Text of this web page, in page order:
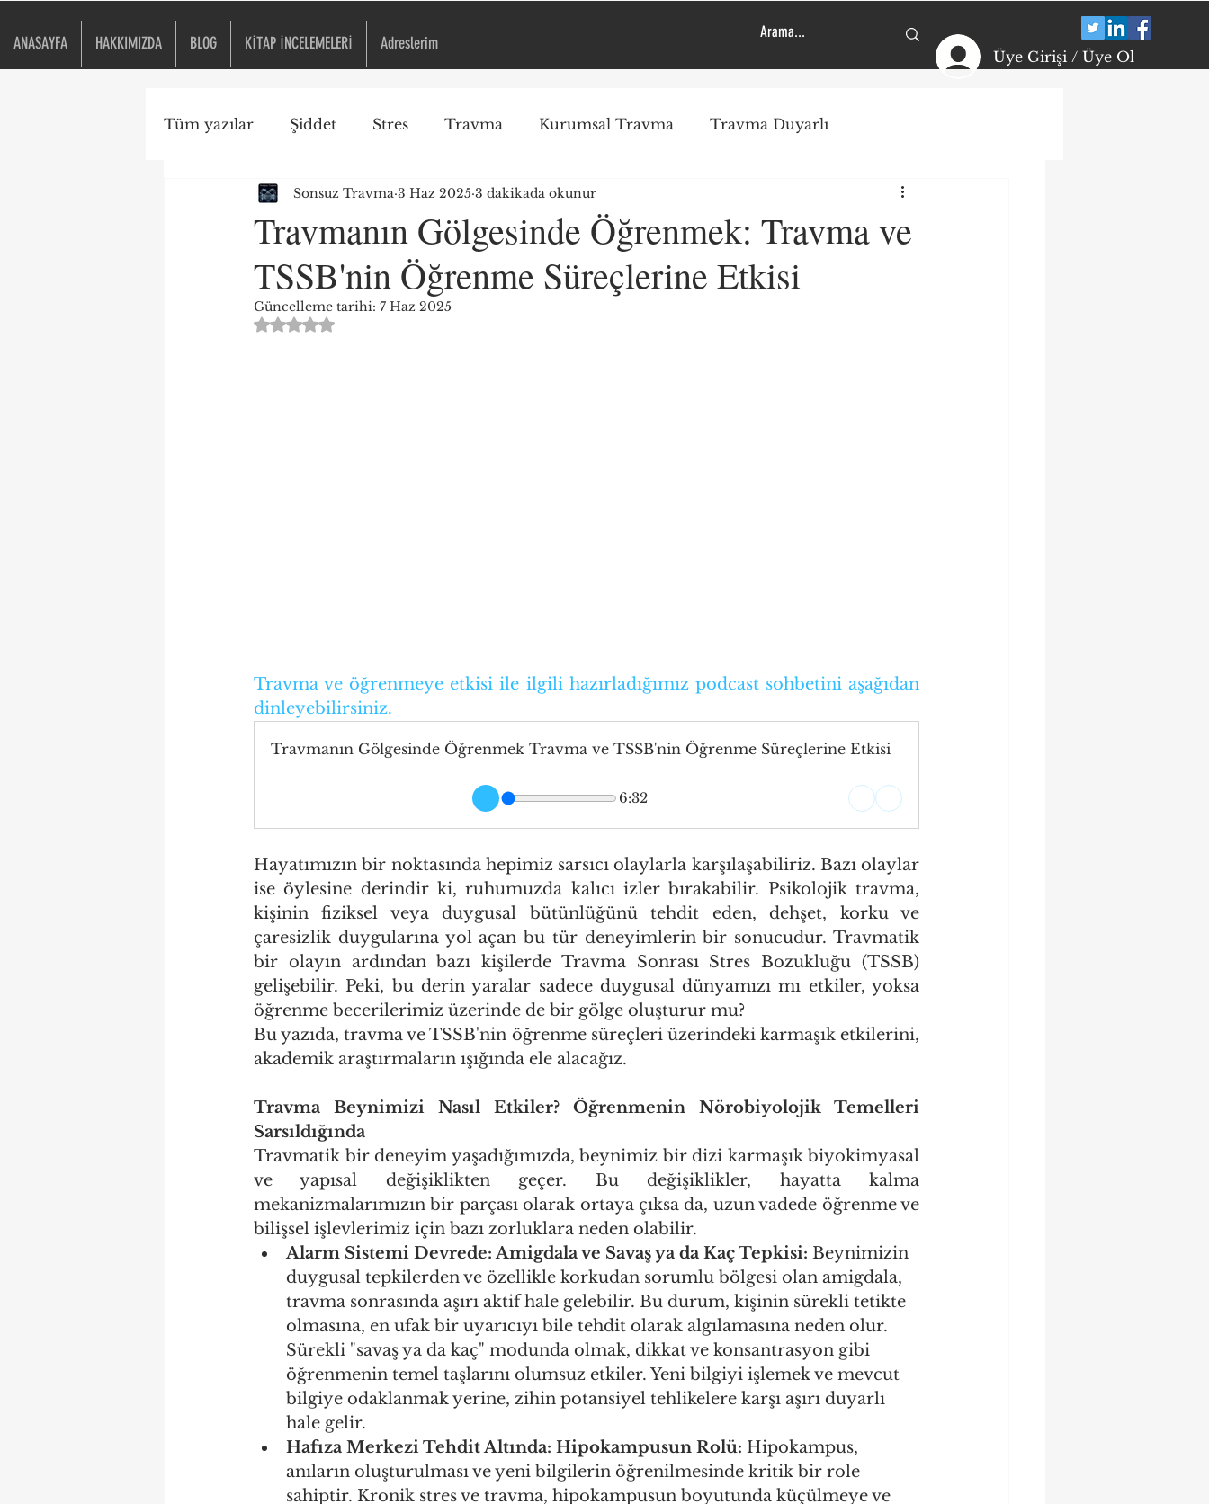
ANASAYFA HAKKIMIZDA BLOG KİTAP İNCELEMELERİ Adreslerim
Üye Girişi / Üye Ol
Tüm yazılar Şiddet Stres Travma Kurumsal Travma Travma Duyarlı
Travma Duyarlı Okul Travma Duyarlı Kurum Psikolojik Dayanıklılık
Kitap İncelemesi EMDR Çocuk Uygulama Okul Saldırıları
Travmanın Gölgesinde Öğrenmek: Travma ve
TSSB'nin Öğrenme Süreçlerine Etkisi
Sonsuz Travma 3 Haz 2025 3 dakikada okunur
Güncelleme tarihi: 7 Haz 2025
5 üzerinden NaN yıldız
Travma ve öğrenmeye etkisi ile ilgili hazırladığımız podcast sohbetini aşağıdan
dinleyebilirsiniz.
Travmanın Gölgesinde Öğrenmek Travma ve TSSB'nin Öğrenme Süreçlerine Etkisi
6:32
Hayatımızın bir noktasında hepimiz sarsıcı olaylarla karşılaşabiliriz. Bazı olaylar
ise öylesine derindir ki, ruhumuzda kalıcı izler bırakabilir. Psikolojik travma,
kişinin fiziksel veya duygusal bütünlüğünü tehdit eden, dehşet, korku ve
çaresizlik duygularına yol açan bu tür deneyimlerin bir sonucudur. Travmatik
bir olayın ardından bazı kişilerde Travma Sonrası Stres Bozukluğu (TSSB)
gelişebilir. Peki, bu derin yaralar sadece duygusal dünyamızı mı etkiler, yoksa
öğrenme becerilerimiz üzerinde de bir gölge oluşturur mu?
Bu yazıda, travma ve TSSB'nin öğrenme süreçleri üzerindeki karmaşık etkilerini,
akademik araştırmaların ışığında ele alacağız.
Travma Beynimizi Nasıl Etkiler? Öğrenmenin Nörobiyolojik Temelleri
Sarsıldığında
Travmatik bir deneyim yaşadığımızda, beynimiz bir dizi karmaşık biyokimyasal
ve yapısal değişiklikten geçer. Bu değişiklikler, hayatta kalma
mekanizmalarımızın bir parçası olarak ortaya çıksa da, uzun vadede öğrenme ve
bilişsel işlevlerimiz için bazı zorluklara neden olabilir.
Alarm Sistemi Devrede: Amigdala ve Savaş ya da Kaç Tepkisi: Beynimizin
duygusal tepkilerden ve özellikle korkudan sorumlu bölgesi olan amigdala,
travma sonrasında aşırı aktif hale gelebilir. Bu durum, kişinin sürekli tetikte
olmasına, en ufak bir uyarıcıyı bile tehdit olarak algılamasına neden olur.
Sürekli "savaş ya da kaç" modunda olmak, dikkat ve konsantrasyon gibi
öğrenmenin temel taşlarını olumsuz etkiler. Yeni bilgiyi işlemek ve mevcut
bilgiye odaklanmak yerine, zihin potansiyel tehlikelere karşı aşırı duyarlı
hale gelir.
Hafıza Merkezi Tehdit Altında: Hipokampusun Rolü: Hipokampus,
anıların oluşturulması ve yeni bilgilerin öğrenilmesinde kritik bir role
sahiptir. Kronik stres ve travma, hipokampusun boyutunda küçülmeye ve